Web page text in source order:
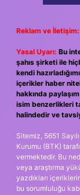
Reklam ve İletişim:
Yasal Uyarı: Bu
şahıs şirketi ile
kendi
içerikler haber
hakkında
isim benzerlikleri
halindedir ve
Sitemiz, 5651
Kurumu (BTK)
vermektedir. Bu
veya araştırma
yazdıkları
bu sorumluluğu